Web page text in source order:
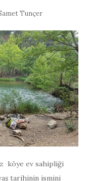
Tunçer
köye ev sahipliği
tarihinin ismini